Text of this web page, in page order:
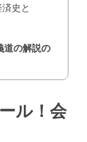
史と
道の解説の
ル！会